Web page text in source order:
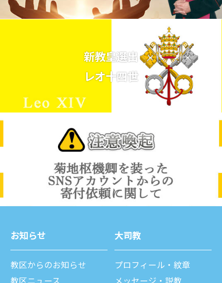
新教皇選出
レオ十四世
お知らせ
教区からのお知らせ
⼤司教
プロフィール・紋章